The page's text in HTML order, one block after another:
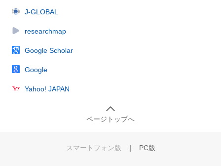
J-GLOBAL
researchmap
Google Scholar
Google
Yahoo! JAPAN
ページトップへ
スマートフォン版 | PC版